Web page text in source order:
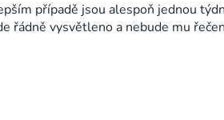
případě jsou alespoň jednou
řádně vysvětleno a nebude mu